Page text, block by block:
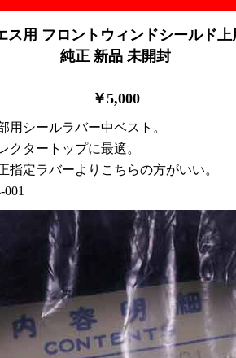
ス用 フロントウィンドシールド上
純正 新品 未開封
￥5,000
用シールラバー中ベスト。
クタートップに最適。
指定ラバーよりこちらの方がいい。